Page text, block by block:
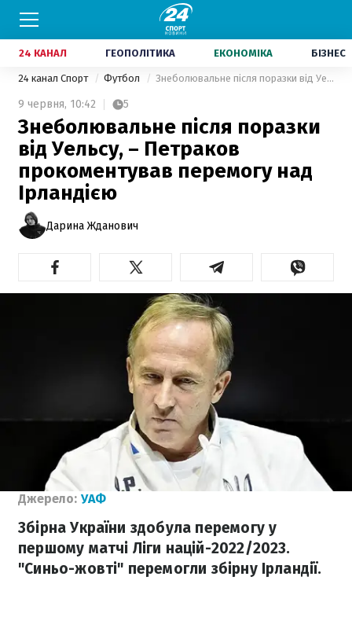
24 КАНАЛ ГЕОПОЛІТИКА ЕКОНОМІКА БІЗНЕС
24 канал Спорт Футбол Знеболювальне після поразки від Уельсу, – Петраков прокоментував перемогу над Ірландією
9 червня, 10:42 5
Знеболювальне після поразки
від Уельсу, – Петраков
прокоментував перемогу над
Ірландією
Дарина Жданович
Джерело: УАФ
Збірна України здобула перемогу у
першому матчі Ліги націй-2022/2023.
"Синьо-жовті" перемогли збірну Ірландії.